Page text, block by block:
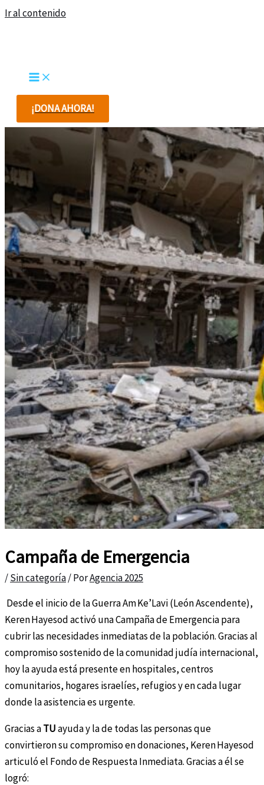
Ir al contenido
¡DONA AHORA!
Campaña de Emergencia
/Sin categoría/ PorAgencia 2025
Desde el inicio de la Guerra Am Ke’Lavi (León Ascendente),
Keren Hayesod activó una Campaña de Emergencia para
cubrir las necesidades inmediatas de la población. Gracias al
compromiso sostenido de la comunidad judía internacional,
hoy la ayuda está presente en hospitales, centros
comunitarios, hogares israelíes, refugios y en cada lugar
donde la asistencia es urgente.
Gracias aTUayuda y la de todas las personas que
convirtieron su compromiso en donaciones, Keren Hayesod
articuló el Fondo de Respuesta Inmediata. Gracias a él se
logró: